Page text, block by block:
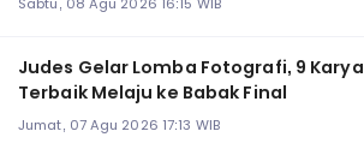
Judes Gelar Lomba Fotografi, 9 Karya
Terbaik Melaju ke Babak Final
Jumat, 07 Agu 2026 17:13 WIB